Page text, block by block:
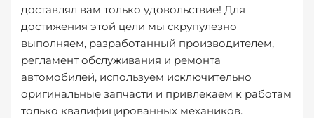
доставлял вам только удовольствие! Для
достижения этой цели мы скрупулезно
выполняем, разработанный производителем,
регламент обслуживания и ремонта
автомобилей, используем исключительно
оригинальные запчасти и привлекаем к работам
только квалифицированных механиков.